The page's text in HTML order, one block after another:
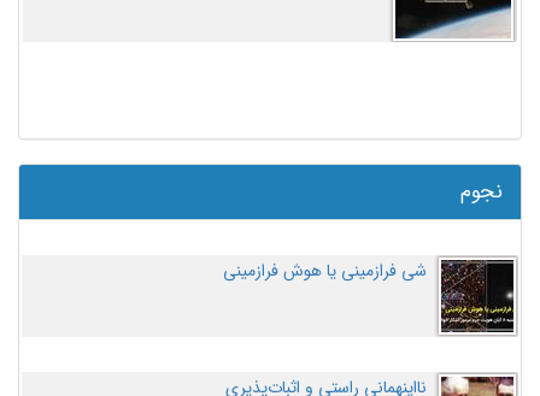
نجوم
شی فرازمینی یا هوش فرازمینی
نااینهمانیِ راستی و اثبات‌پذیری